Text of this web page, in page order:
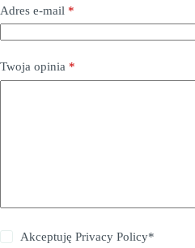
Adres e-mail *
Twoja opinia *
AkceptujęPrivacy Policy*